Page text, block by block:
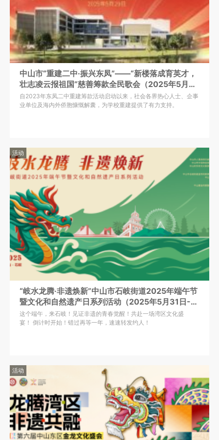
中山市“重建二中·振兴东凤”——“新楼落成育英才，
壮志凌云报祖国”慈善筹款全民歌会（2025年5月29
日）
自2023年东凤二中重建筹款活动启动以来，社会各界热心人士、企事
业单位及海内外侨胞慷慨解囊，为学校重建提供了有力支持。
活动
“岐水龙腾·非遗焕新”中山市石岐街道2025年端午节
暨文化和自然遗产日系列活动（2025年5月31日-6
月2日）
这个端午，来石岐！见证非遗的青春觉醒！共赴一场湾区文化盛
宴！ 倒计时开始！错过再等一年，速速转发约人！
活动